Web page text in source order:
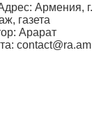
Армения, г.
газета
Арарат
contact@ra.am